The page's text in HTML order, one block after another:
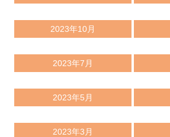
2023年10月
2023年7月
2023年5月
2023年3月